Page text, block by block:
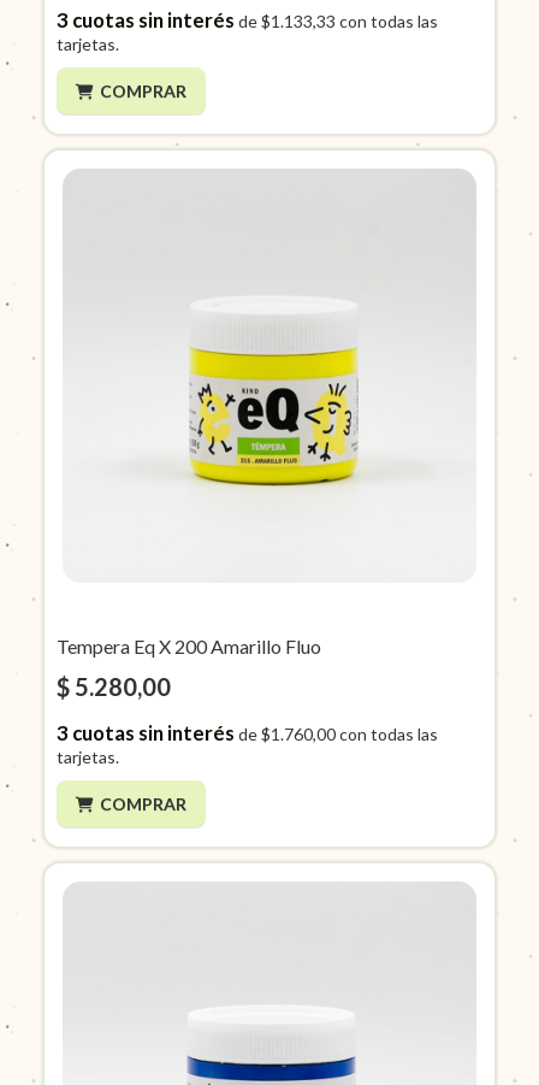
3cuotas sin interés de$1.133,33 con todas las
tarjetas.
COMPRAR
Tempera Eq X 200 Amarillo Fluo
$ 5.280,00
3cuotas sin interés de$1.760,00con todas las
tarjetas.
COMPRAR